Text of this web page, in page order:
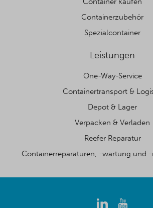
Containerzubehör
Spezialcontainer
Leistungen
One-Way-Service
Containertransport &
Depot & Lager
Verpacken & Verladen
Reefer Reparatur
Containerreparaturen, -wartung und